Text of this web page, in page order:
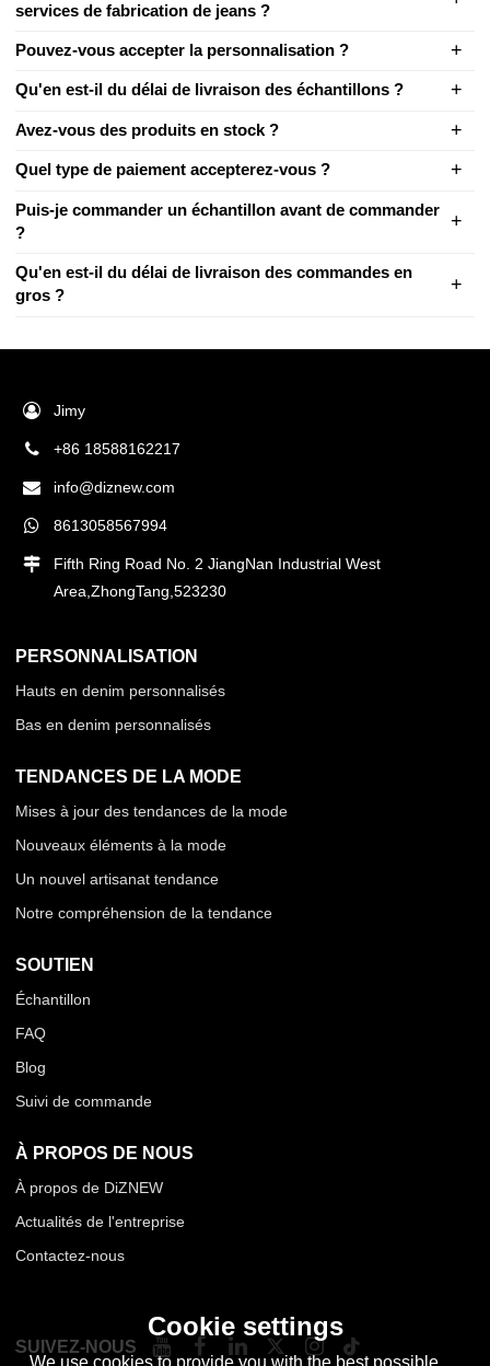
services de fabrication de jeans ?
Pouvez-vous accepter la personnalisation ?
Qu'en est-il du délai de livraison des échantillons ?
Avez-vous des produits en stock ?
Quel type de paiement accepterez-vous ?
Puis-je commander un échantillon avant de commander
?
Qu'en est-il du délai de livraison des commandes en
gros ?
Jimy
+86 18588162217
info@diznew.com
8613058567994
Fifth Ring Road No. 2 JiangNan Industrial West
Area,ZhongTang,523230
PERSONNALISATION
Hauts en denim personnalisés
Bas en denim personnalisés
TENDANCES DE LA MODE
Mises à jour des tendances de la mode
Nouveaux éléments à la mode
Un nouvel artisanat tendance
Notre compréhension de la tendance
SOUTIEN
Échantillon
FAQ
Blog
Suivi de commande
À PROPOS DE NOUS
À propos de DiZNEW
Actualités de l'entreprise
Contactez-nous
SUIVEZ-NOUS
Cookie settings
We use cookies to provide you with the best possible